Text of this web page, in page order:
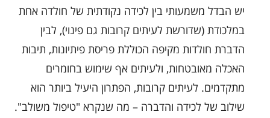
יש הבדל משמעותי בין לכידה נקודתית של חולדה אחת
במלכודת (שדורשת לעיתים קרובות גם פינוי), לבין
הדברת חולדות מקיפה הכוללת פריסת פיתיונות, תיבות
האכלה מאובטחות, ולעיתים אף שימוש בחומרים
מתקדמים. לעיתים קרובות, הפתרון היעיל ביותר הוא
שילוב של לכידה והדברה – מה שנקרא "טיפול משולב".